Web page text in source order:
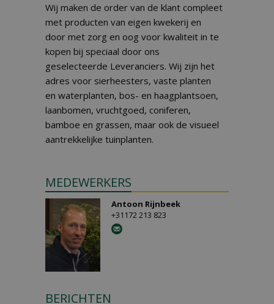
Wij maken de order van de klant compleet
met producten van eigen kwekerij en
door met zorg en oog voor kwaliteit in te
kopen bij speciaal door ons
geselecteerde Leveranciers. Wij zijn het
adres voor sierheesters, vaste planten
en waterplanten, bos- en haagplantsoen,
laanbomen, vruchtgoed, coniferen,
bamboe en grassen, maar ook de visueel
aantrekkelijke tuinplanten.
MEDEWERKERS
Antoon Rijnbeek
+31172 213 823
BERICHTEN